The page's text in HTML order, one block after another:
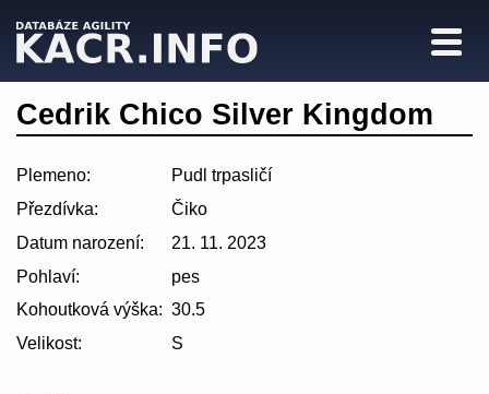
Cedrik Chico Silver Kingdom
Plemeno:
Pudl trpasličí
Přezdívka:
Čiko
Datum narození:
21. 11. 2023
Pohlaví:
pes
Kohoutková výška: 30.5
Velikost:
S